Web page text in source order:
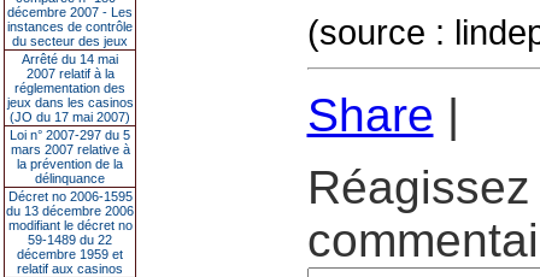
décembre 2007 - Les
instances de contrôle
du secteur des jeux
Arrêté du 14 mai
2007 relatif à la
réglementation des
jeux dans les casinos
(JO du 17 mai 2007)
Loi n° 2007-297 du 5
mars 2007 relative à
la prévention de la
délinquance
Décret no 2006-1595
du 13 décembre 2006
modifiant le décret no
59-1489 du 22
décembre 1959 et
relatif aux casinos
(source :
Share |